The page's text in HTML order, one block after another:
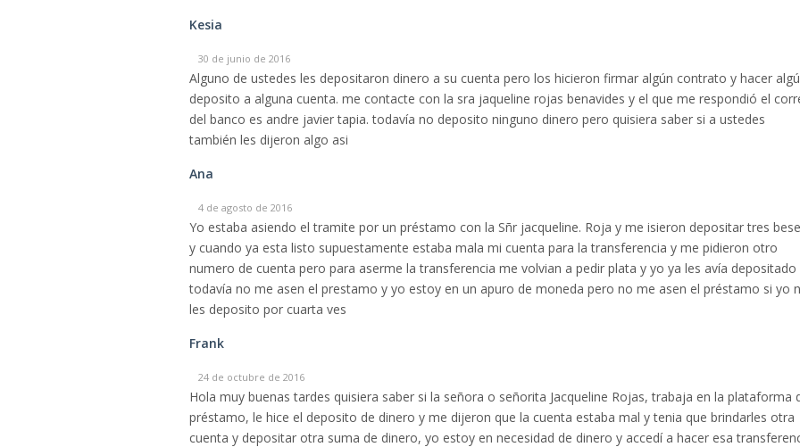
Kesia
30 de junio de 2016
Alguno de ustedes les depositaron dinero a su cuenta pero los hicieron firmar algún contrato y hacer
deposito a alguna cuenta. me contacte con la sra jaqueline rojas benavides y el que me respondió el
del banco es andre javier tapia. todavía no deposito ninguno dinero pero quisiera saber si a ustedes
también les dijeron algo asi
Ana
4 de agosto de 2016
Yo estaba asiendo el tramite por un préstamo con la Sñr jacqueline. Roja y me isieron depositar tres
y cuando ya esta listo supuestamente estaba mala mi cuenta para la transferencia y me pidieron otro
numero de cuenta pero para aserme la transferencia me volvian a pedir plata y yo ya les avía depositado
todavía no me asen el prestamo y yo estoy en un apuro de moneda pero no me asen el préstamo si yo
les deposito por cuarta ves
Frank
24 de octubre de 2016
Hola muy buenas tardes quisiera saber si la señora o señorita Jacqueline Rojas, trabaja en la plataforma
préstamo, le hice el deposito de dinero y me dijeron que la cuenta estaba mal y tenia que brindarles otra
cuenta y depositar otra suma de dinero, yo estoy en necesidad de dinero y accedí a hacer esa